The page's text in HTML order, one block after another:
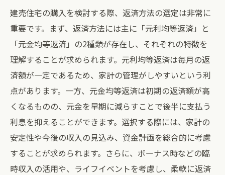
建売住宅の購入を検討する際、返済方法の選定は非常に
重要です。まず、返済方法には主に「元利均等返済」と
「元金均等返済」の2種類が存在し、それぞれの特徴を
理解することが求められます。元利均等返済は毎月の返
済額が一定であるため、家計の管理がしやすいという利
点があります。一方、元金均等返済は初期の返済額が高
くなるものの、元金を早期に減らすことで後半に支払う
利息を抑えることができます。選択する際には、家計の
安定性や今後の収入の見込み、資金計画を総合的に考慮
することが求められます。さらに、ボーナス時などの臨
時収入の活用や、ライフイベントを考慮し、柔軟に返済